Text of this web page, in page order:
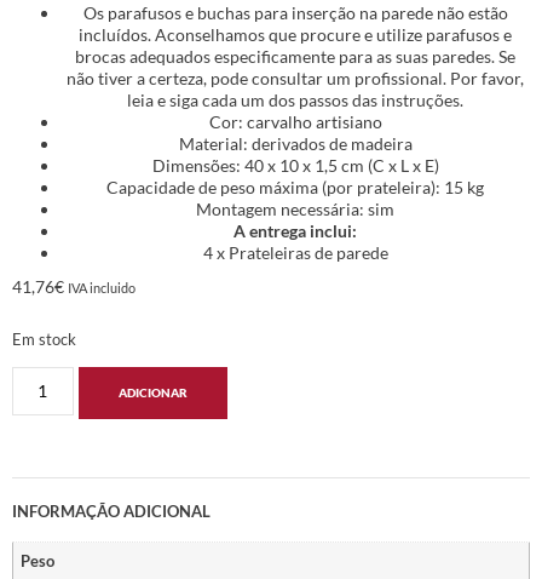
Os parafusos e buchas para inserção na parede não estão
incluídos. Aconselhamos que procure e utilize parafusos e
brocas adequados especificamente para as suas paredes. Se
não tiver a certeza, pode consultar um profissional. Por favor,
leia e siga cada um dos passos das instruções.
Cor: carvalho artisiano
Material: derivados de madeira
Dimensões: 40 x 10 x 1,5 cm (C x L x E)
Capacidade de peso máxima (por prateleira): 15 kg
Montagem necessária: sim
A entrega inclui:
4 x Prateleiras de parede
41,76€ IVA incluido
Em stock
ADICIONAR
INFORMAÇÃO ADICIONAL
Peso